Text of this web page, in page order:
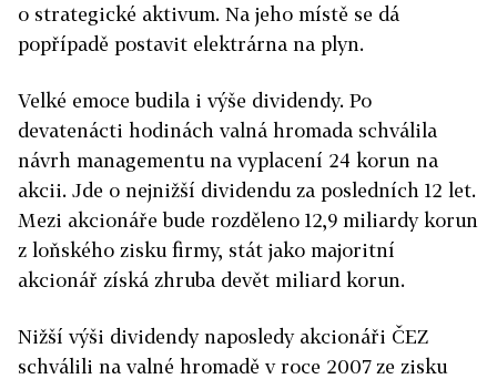
o strategické aktivum. Na jeho místě se dá
popřípadě postavit elektrárna na plyn.
Velké emoce budila i výše dividendy. Po
devatenácti hodinách valná hromada schválila
návrh managementu na vyplacení 24 korun na
akcii. Jde o nejnižší dividendu za posledních 12 let.
Mezi akcionáře bude rozděleno 12,9 miliardy korun
z loňského zisku firmy, stát jako majoritní
akcionář získá zhruba devět miliard korun.
Nižší výši dividendy naposledy akcionáři ČEZ
schválili na valné hromadě v roce 2007 ze zisku